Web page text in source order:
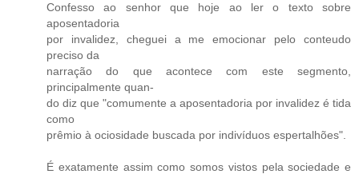
Confesso ao senhor que hoje ao ler o texto sobre
aposentadoria
por invalidez, cheguei a me emocionar pelo conteudo
preciso da
narração do que acontece com este segmento,
principalmente quan-
do diz que "comumente a aposentadoria por invalidez é tida
como
prêmio à ociosidade buscada por indivíduos espertalhões".
É exatamente assim como somos vistos pela sociedade e